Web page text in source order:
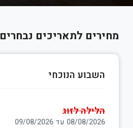
מחירים לתאריכים נבחרים
השבוע הנוכחי
הלילה לזוג
08/08/2026 עד 09/08/2026